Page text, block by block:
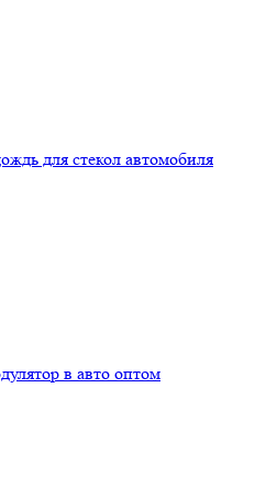
для стекол автомобиля
в авто оптом